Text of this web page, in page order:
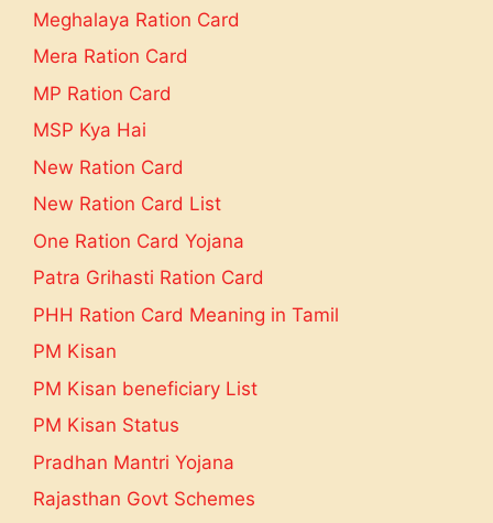
Meghalaya Ration Card
Mera Ration Card
MP Ration Card
MSP Kya Hai
New Ration Card
New Ration Card List
One Ration Card Yojana
Patra Grihasti Ration Card
PHH Ration Card Meaning in Tamil
PM Kisan
PM Kisan beneficiary List
PM Kisan Status
Pradhan Mantri Yojana
Rajasthan Govt Schemes